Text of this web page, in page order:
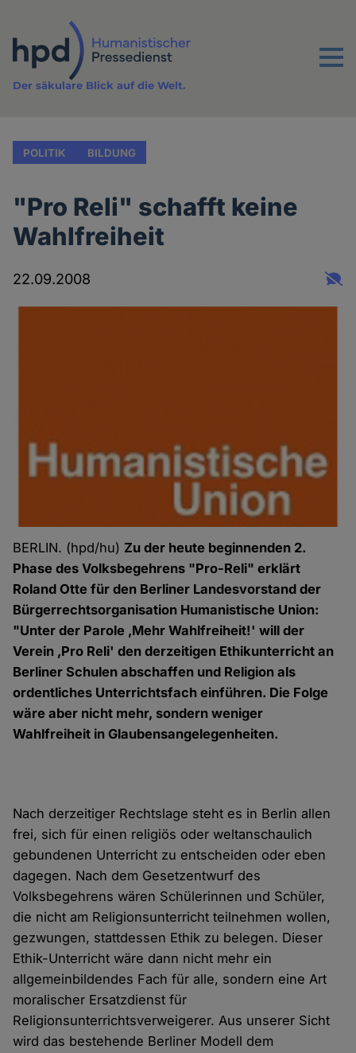
Inhalt
Menu
Der säkulare Blick auf die Welt.
POLITIK BILDUNG
"Pro Reli" schafft keine
Wahlfreiheit
22.09.2008
BERLIN. (hpd/hu) Zu der heute beginnenden 2.
Phase des Volksbegehrens "Pro-Reli" erklärt
Roland Otte für den Berliner Landesvorstand der
Bürgerrechtsorganisation Humanistische Union:
"Unter der Parole ‚Mehr Wahlfreiheit!' will der
Verein ‚Pro Reli' den derzeitigen Ethikunterricht an
Berliner Schulen abschaffen und Religion als
ordentliches Unterrichtsfach einführen. Die Folge
wäre aber nicht mehr, sondern weniger
Wahlfreiheit in Glaubensangelegenheiten.
Nach derzeitiger Rechtslage steht es in Berlin allen
frei, sich für einen religiös oder weltanschaulich
gebundenen Unterricht zu entscheiden oder eben
dagegen. Nach dem Gesetzentwurf des
Volksbegehrens wären Schülerinnen und Schüler,
die nicht am Religionsunterricht teilnehmen wollen,
gezwungen, stattdessen Ethik zu belegen. Dieser
Ethik-Unterricht wäre dann nicht mehr ein
allgemeinbildendes Fach für alle, sondern eine Art
moralischer Ersatzdienst für
Religionsunterrichtsverweigerer. Aus unserer Sicht
wird das bestehende Berliner Modell dem